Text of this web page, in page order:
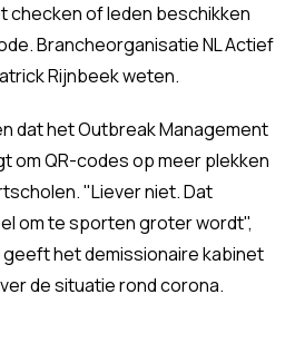
checken of leden beschikken
Brancheorganisatie NL Actief
Rijnbeek weten.
dat het Outbreak Management
om QR-codes op meer plekken
"Liever niet. Dat
om te sporten groter wordt",
geeft het demissionaire kabinet
de situatie rond corona.